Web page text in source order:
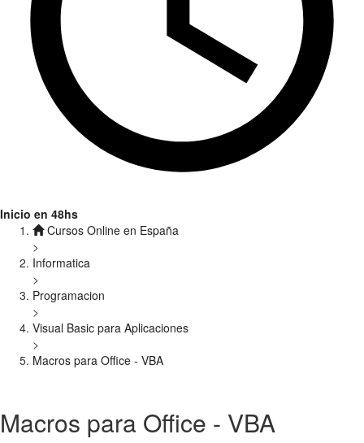
Inicio en 48hs
Cursos Online en España
>
Informatica
>
Programacion
>
Visual Basic para Aplicaciones
>
Macros para Office - VBA
Macros para Office - VBA